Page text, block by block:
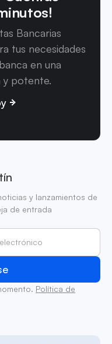
Bancarias
tus necesidades
en una
y potente.
y lanzamientos de
de entrada
Política de